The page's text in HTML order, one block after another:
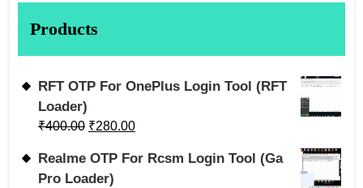
Products
RFT OTP For OnePlus Login Tool (RFT
Loader)
₹400.00 ₹280.00
Realme OTP For Rcsm Login Tool (Ga
Pro Loader)